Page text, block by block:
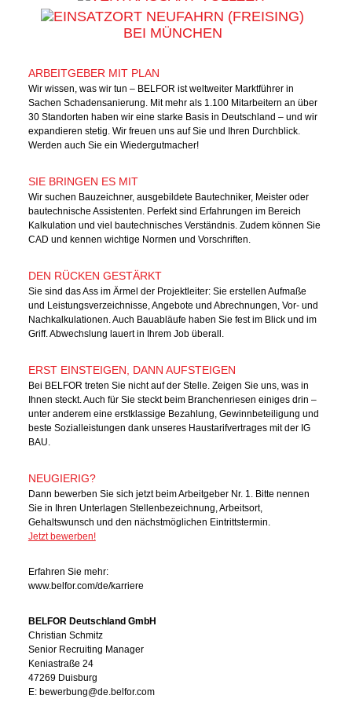
NEUFAHRN (FREISING)
BEI MÜNCHEN
ARBEITGEBER MIT PLAN
Wir wissen, was wir tun – BELFOR ist weltweiter Marktführer in
Sachen Schadensanierung. Mit mehr als 1.100 Mitarbeitern an über
30 Standorten haben wir eine starke Basis in Deutschland – und wir
expandieren stetig. Wir freuen uns auf Sie und Ihren Durchblick.
Werden auch Sie ein Wiedergutmacher!
SIE BRINGEN ES MIT
Wir suchen Bauzeichner, ausgebildete Bautechniker, Meister oder
bautechnische Assistenten. Perfekt sind Erfahrungen im Bereich
Kalkulation und viel bautechnisches Verständnis. Zudem können Sie
CAD und kennen wichtige Normen und Vorschriften.
DEN RÜCKEN GESTÄRKT
Sie sind das Ass im Ärmel der Projektleiter: Sie erstellen Aufmaße
und Leistungsverzeichnisse, Angebote und Abrechnungen, Vor- und
Nachkalkulationen. Auch Bauabläufe haben Sie fest im Blick und im
Griff. Abwechslung lauert in Ihrem Job überall.
ERST EINSTEIGEN, DANN AUFSTEIGEN
Bei BELFOR treten Sie nicht auf der Stelle. Zeigen Sie uns, was in
Ihnen steckt. Auch für Sie steckt beim Branchenriesen einiges drin –
unter anderem eine erstklassige Bezahlung, Gewinnbeteiligung und
beste Sozialleistungen dank unseres Haustarifvertrages mit der IG
BAU.
NEUGIERIG?
Dann bewerben Sie sich jetzt beim Arbeitgeber Nr. 1. Bitte nennen
Sie in Ihren Unterlagen Stellenbezeichnung, Arbeitsort,
Gehaltswunsch und den nächstmöglichen Eintrittstermin.
Jetzt bewerben!
Erfahren Sie mehr:
www.belfor.com/de/karriere
BELFOR Deutschland GmbH
Christian Schmitz
Senior Recruiting Manager
Keniastraße 24
47269 Duisburg
E: bewerbung@de.belfor.com